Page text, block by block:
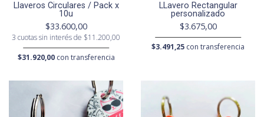
Llaveros Circulares / Pack x
10u
$33.600,00
3 cuotas sin interés de $11.200,00
$31.920,00con transferencia
LLavero Rectangular
personalizado
$3.675,00
$3.491,25 con transferencia